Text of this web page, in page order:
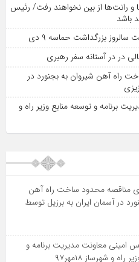
و رانت‌ها از بین نخواهند رفت/ رئیس
باشد
بزرگداشت حماسه ۹ دی
در در آستانه سفر رهبری
راه آهن شیروان به بجنورد در
برنامه و توسعه منابع وزیر راه و
مناقصه محدود ساخت راه آهن
در آسمان ایران به برزیل توسط
امینی معاونت مدیریت برنامه و
و شهرساز ۱۸مهر۹۷